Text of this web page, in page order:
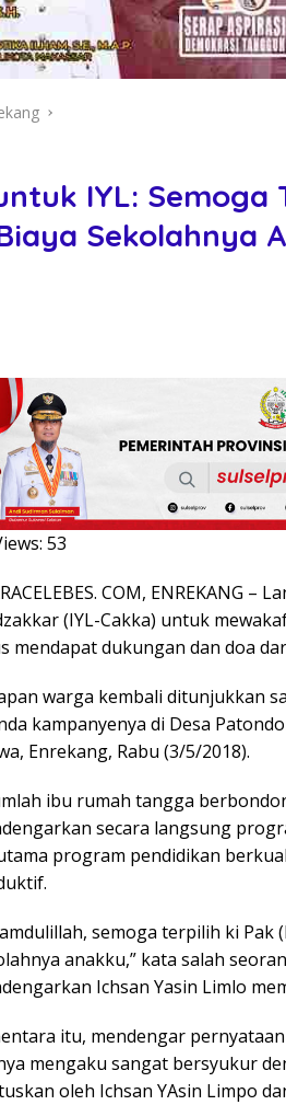
IYL: Semoga
Sekolahnya
53
COM, ENREKANG –
(IYL-Cakka) untuk
mendapat dukungan dan doa
warga kembali ditunjukkan
kampanyenya di Desa
Enrekang, Rabu (3/5/2018).
ibu rumah tangga
secara langsung
program pendidikan
semoga terpilih ki
anakku,” kata salah
Ichsan Yasin Limlo
itu, mendengar
mengaku sangat bersyukur
oleh Ichsan YAsin Limpo